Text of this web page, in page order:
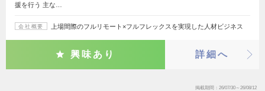
援を行う 主な…
会社概要 上場間際のフルリモート×フルフレックスを実現した人材ビジネス
興味あり 詳細へ
掲載期間 26/07/30～26/08/12